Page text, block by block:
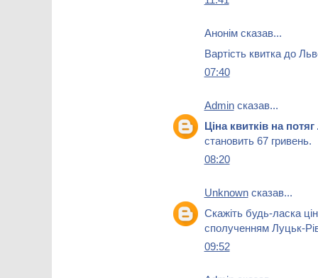
Анонім сказав...
Вартість квитка до
07:40
Adminсказав...
Ціна квитків на
становить 67 гривень.
08:20
Unknownсказав...
Скажіть будь-ласка
сполученням Луцьк-
09:52